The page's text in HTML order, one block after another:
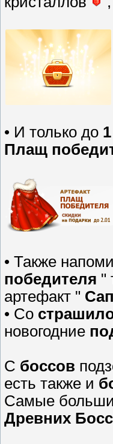
• И только до 1
Плащ
• Также
победителя "
артефакт "
• Со
новогодние
С боссов
есть также и
Самые
Древних